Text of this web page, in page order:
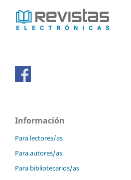
Información
Para lectores/as
Para autores/as
Para bibliotecarios/as